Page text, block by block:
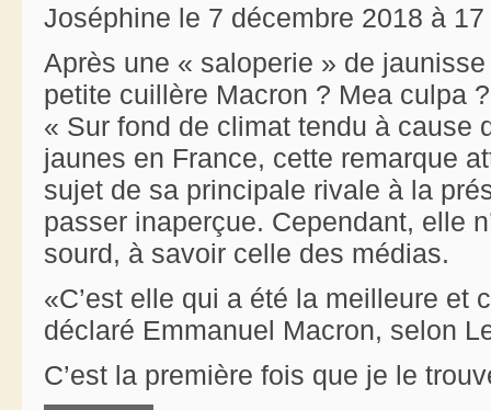
Joséphine le 7 décembre 2018 à
Après une « saloperie » de
petite cuillère Macron ? Mea culpa ?
« Sur fond de climat tendu à cause
jaunes en France, cette remarque
sujet de sa principale rivale à la
passer inaperçue. Cependant, elle
sourd, à savoir celle des médias.
«C’est elle qui a été la meilleure et
déclaré Emmanuel Macron, selon
C’est la première fois que je le